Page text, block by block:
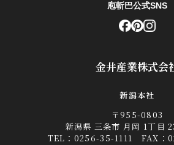
金井産業株式会
新潟本社
〒955-0803
新潟県 三条市 月岡 1丁目
TEL： 0256-35-1111 FAX：
庖斬巴公式SNS